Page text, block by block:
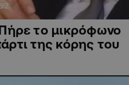
το μικρόφωνο
της κόρης του